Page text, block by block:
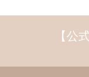
【公